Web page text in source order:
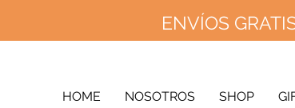
ENVÍOS
HOME NOSOTROS SHOP